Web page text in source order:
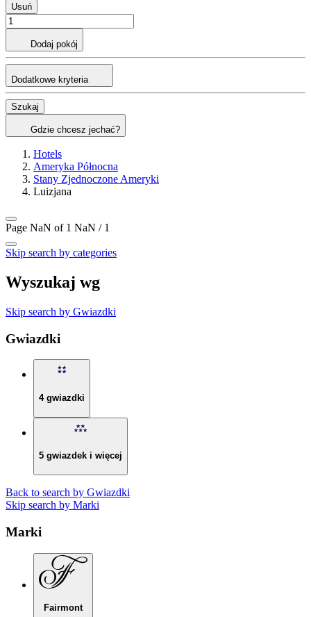
Usuń
Dodaj pokój
Dodatkowe kryteria
Szukaj
Gdzie chcesz jechać?
Hotels
Ameryka Północna
Stany Zjednoczone Ameryki
Luizjana
Page NaN of 1 NaN / 1
Skip search by categories
Wyszukaj wg
Skip search by Gwiazdki
Gwiazdki
4 gwiazdki
5 gwiazdek i więcej
Back to search by Gwiazdki
Skip search by Marki
Marki
Fairmont